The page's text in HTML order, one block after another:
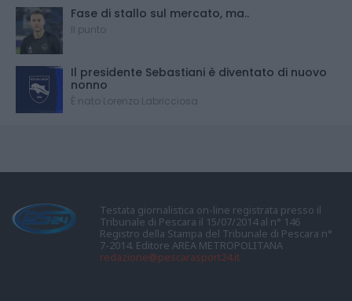
Fase di stallo sul mercato, ma..
Il punto
Il presidente Sebastiani è diventato di nuovo
nonno
È nato Lorenzo Labricciosa
Testata giornalistica on-line registrata presso il
Tribunale di Pescara il 15/07/2014 al n° 146
Registro della Stampa del Tribunale di Pescara n°
7-2014. Editore AREA METROPOLITANA
redazione@pescarasport24.it